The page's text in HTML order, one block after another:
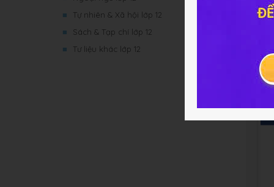
■
Tự nhiên & Xã hội lớp 12
■
Sách & Tạp chí lớp 12
■
Tư liệu khác lớp 12